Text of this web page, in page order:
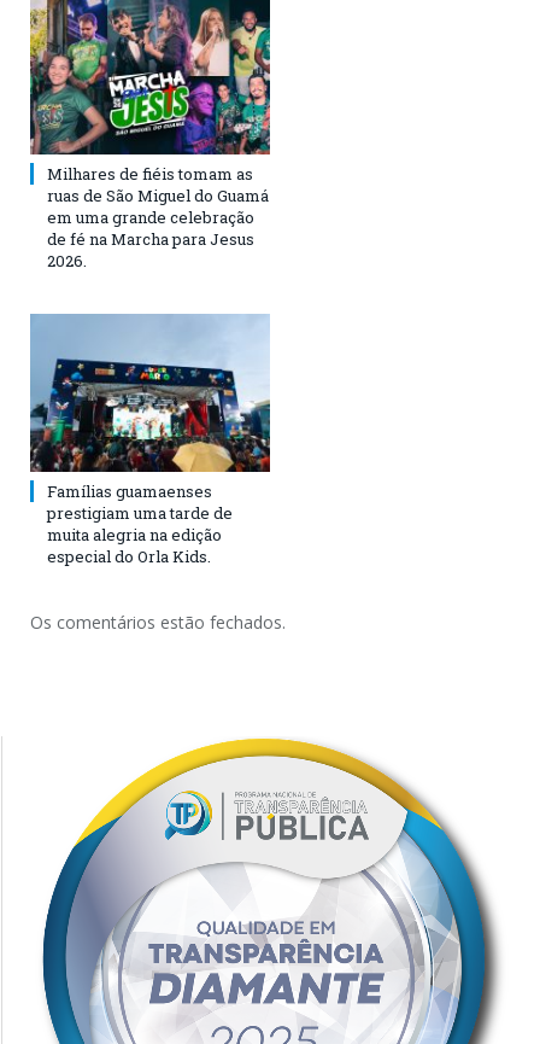
Milhares de fiéis tomam as
ruas de São Miguel do Guamá
em uma grande celebração
de fé na Marcha para Jesus
2026.
Famílias guamaenses
prestigiam uma tarde de
muita alegria na edição
especial do Orla Kids.
Os comentários estão fechados.